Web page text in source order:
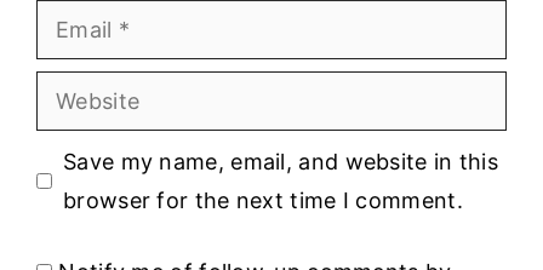
Email
Website
Save my name, email, and website in this
browser for the next time I comment.